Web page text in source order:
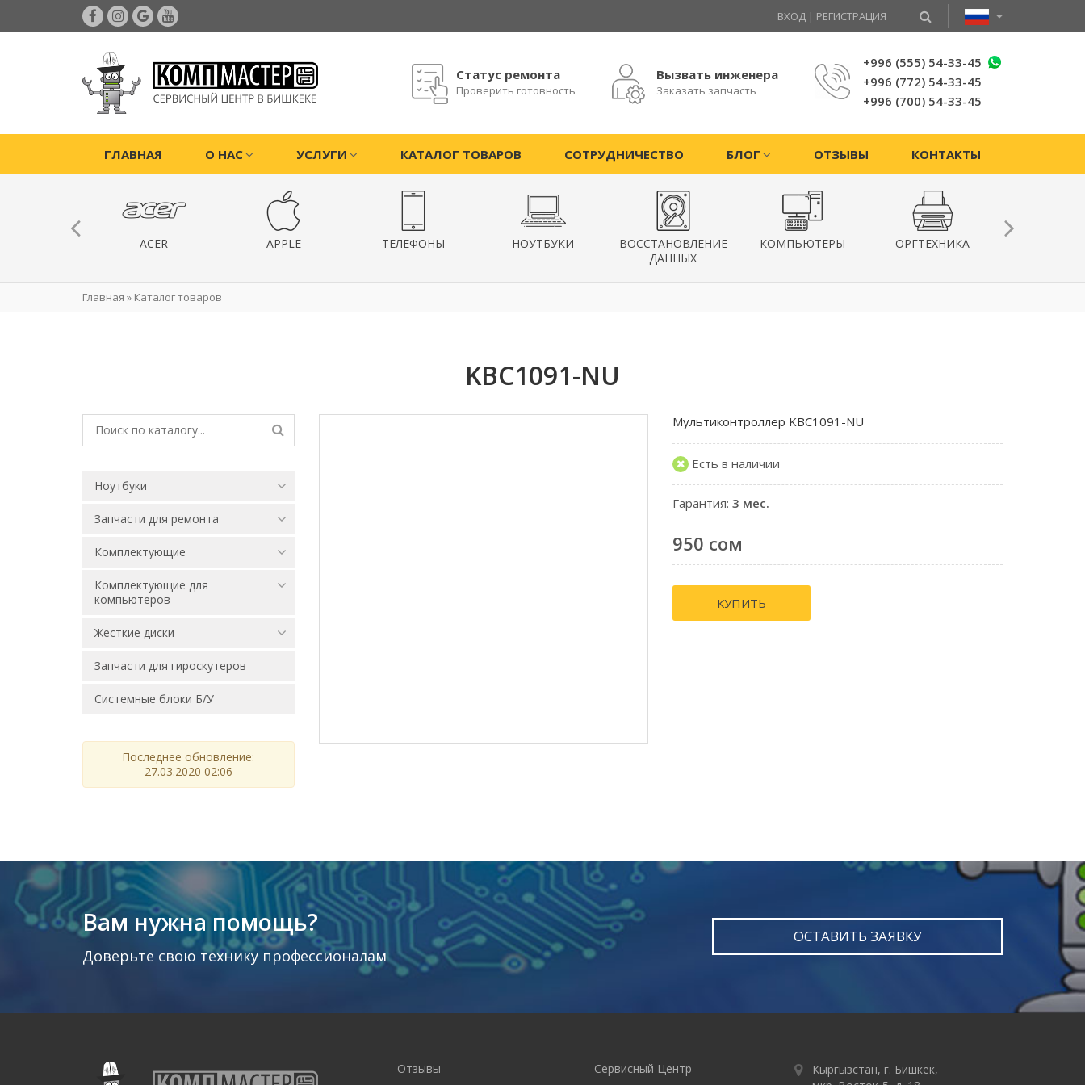
ВХОД | РЕГИСТРАЦИЯ
Статус ремонта
Проверить готовность
Вызвать инженера
Заказать запчасть
+996 (555) 54-33-45
+996 (772) 54-33-45
+996 (700) 54-33-45
ГЛАВНАЯ О НАС УСЛУГИ КАТАЛОГ ТОВАРОВ СОТРУДНИЧЕСТВО БЛОГ ОТЗЫВЫ КОНТАКТЫ
ACER APPLE ТЕЛЕФОНЫ НОУТБУКИ
ВОССТАНОВЛЕНИЕ
ДАННЫХ
КОМПЬЮТЕРЫ ОРГТЕХНИКА
Главная » Каталог товаров
KBC1091-NU
Ноутбуки
Запчасти для ремонта
Комплектующие
Комплектующие для
компьютеров
Жесткие диски
Запчасти для гироскутеров
Системные блоки Б/У
Последнее обновление:
27.03.2020 02:06
Мультиконтроллер KBC1091-NU
Есть в наличии
Гарантия:3 мес.
950 сом
КУПИТЬ
Вам нужна помощь?
Доверьте свою технику профессионалам
ОСТАВИТЬ ЗАЯВКУ
Отзывы
Сервисный Центр
Кыргызстан, г. Бишкек,